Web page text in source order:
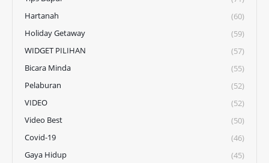
Hartanah
(60)
Holiday Getaway
(59)
WIDGET PILIHAN
(57)
Bicara Minda
(55)
Pelaburan
(52)
VIDEO
(52)
Video Best
(50)
Covid-19
(46)
Gaya Hidup
(45)